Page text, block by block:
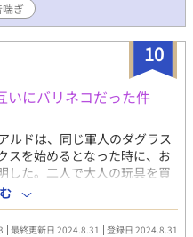
喘ぎ
10
いにバリネコだった件
ルドは、同じ軍人のダグラス
スを始めるとなった時に、お
した。二人で大人の玩具を買
スを始める。 中性的な美形＆
です！ ※ムーンライトノベル
最終更新日 2024.8.31 登録日 2024.8.31